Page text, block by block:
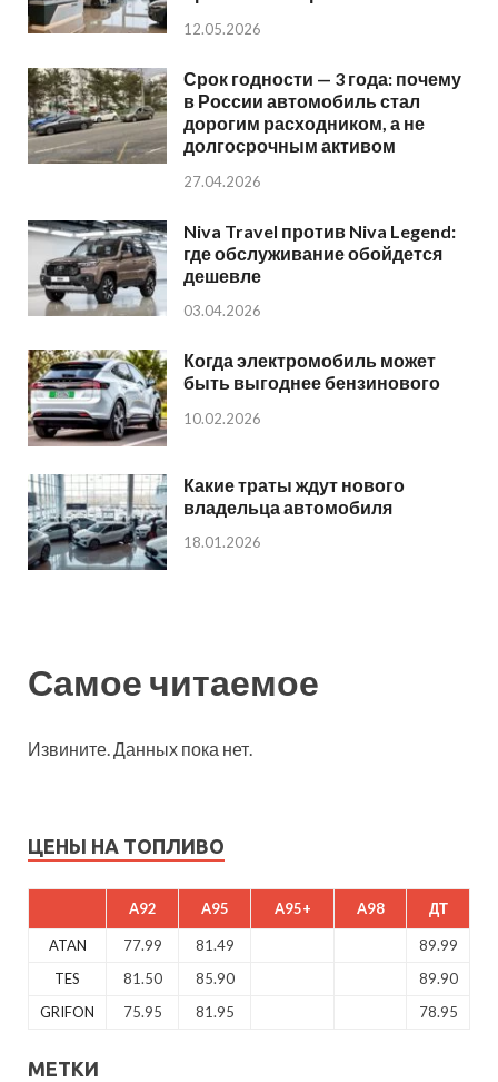
12.05.2026
Срок годности — 3 года: почему
в России автомобиль стал
дорогим расходником, а не
долгосрочным активом
27.04.2026
Niva Travel против Niva Legend:
где обслуживание обойдется
дешевле
03.04.2026
Когда электромобиль может
быть выгоднее бензинового
10.02.2026
Какие траты ждут нового
владельца автомобиля
18.01.2026
Самое читаемое
Извините. Данных пока нет.
ЦЕНЫ НА ТОПЛИВО
A92 A95 A95+ A98 ДТ
ATAN 77.99 81.49
89.99
TES
81.50 85.90
89.90
GRIFON
75.95 81.95 78.95
МЕТКИ